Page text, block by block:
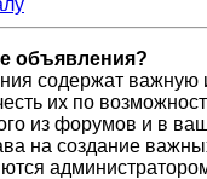
объявления?
содержат
их по
из форумов и в
на создание